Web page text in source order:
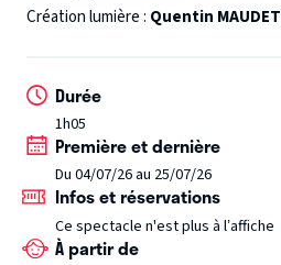
Création lumière : Quentin MAUDET
Durée
1h05
Première et dernière
Du 04/07/26 au 25/07/26
Infos et réservations
Ce spectacle n'est plus à l’affiche
À partir de